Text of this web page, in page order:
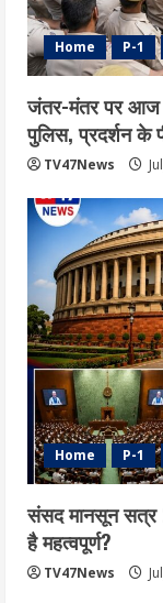
Home P-1
जंतर-मंतर पर आज
पुलिस, प्रदर्शन के
TV47News
Home P-1
संसद मानसून सत्र
है महत्वपूर्ण?
TV47News